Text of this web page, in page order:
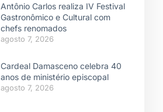
Antônio Carlos realiza IV Festival
Gastronômico e Cultural com
chefs renomados
agosto 7, 2026
Cardeal Damasceno celebra 40
anos de ministério episcopal
agosto 7, 2026